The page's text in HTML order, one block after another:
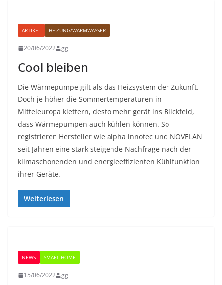
ARTIKEL HEIZUNG/WARMWASSER
20/06/2022 gg
Cool bleiben
Die Wärmepumpe gilt als das Heizsystem der Zukunft.
Doch je höher die Sommertemperaturen in
Mitteleuropa klettern, desto mehr gerät ins Blickfeld,
dass Wärmepumpen auch kühlen können. So
registrieren Hersteller wie alpha innotec und NOVELAN
seit Jahren eine stark steigende Nachfrage nach der
klimaschonenden und energieeffizienten Kühlfunktion
ihrer Geräte.
Weiterlesen
NEWS SMART HOME
15/06/2022 gg